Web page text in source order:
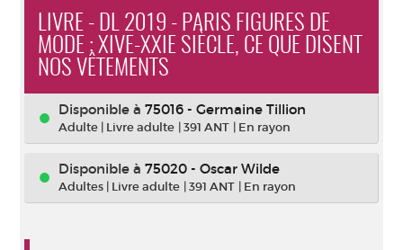
LIVRE - DL 2019 - PARIS FIGURES DE
MODE : XIVE-XXIE SIÈCLE, CE QUE DISENT
NOS VÊTEMENTS
Disponible à 75016 - Germaine Tillion
Adulte | Livre adulte |391 ANT | En rayon
Disponible à 75020 - Oscar Wilde
Adultes | Livre adulte |391 ANT | En rayon